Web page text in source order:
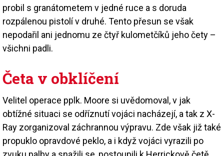
probil s granátometem v jedné ruce a s doruda
rozpálenou pistolí v druhé. Tento přesun se však
nepodařil ani jednomu ze čtyř kulometčíků jeho čety –
všichni padli.
Četa v obklíčení
Velitel operace pplk. Moore si uvědomoval, v jak
obtížné situaci se odříznutí vojáci nacházejí, a tak z X-
Ray zorganizoval záchrannou výpravu. Zde však již také
propuklo opravdové peklo, a i když vojáci vyrazili po